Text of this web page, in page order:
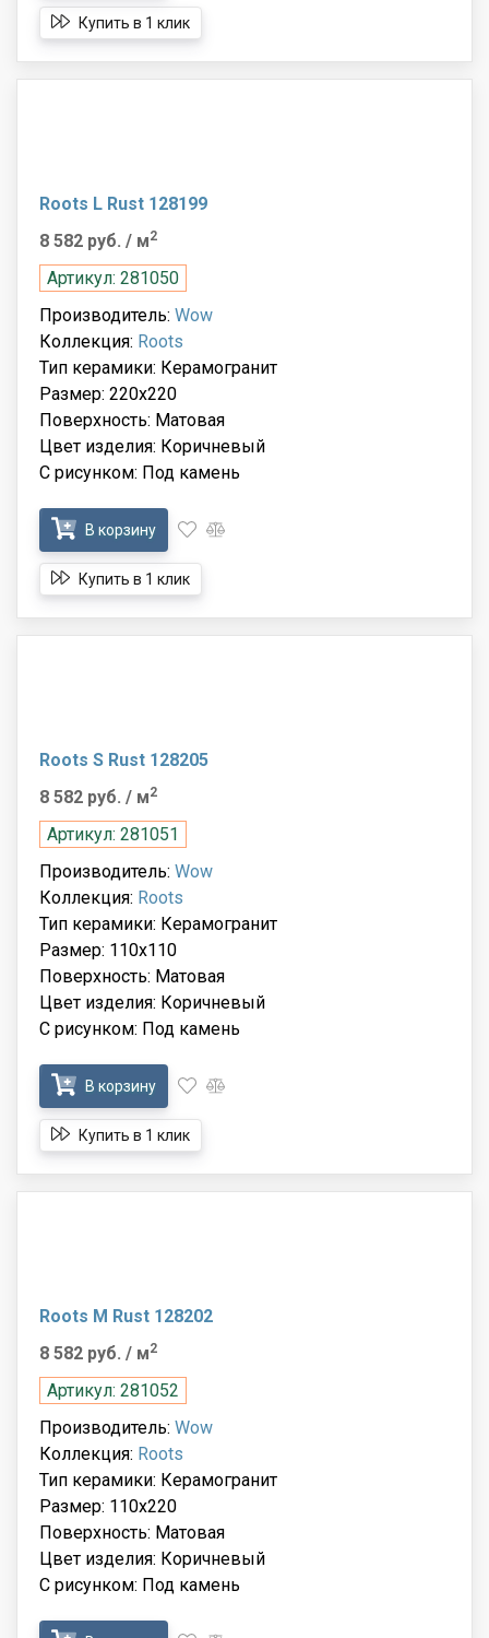
Купить в 1 клик
Roots L Rust 128199
8 582 руб. / м2
Артикул: 281050
Производитель: Wow
Коллекция: Roots
Тип керамики: Керамогранит
Размер: 220x220
Поверхность: Матовая
Цвет изделия: Коричневый
С рисунком: Под камень
В корзину
Купить в 1 клик
Roots S Rust 128205
8 582 руб. / м2
Артикул: 281051
Производитель: Wow
Коллекция: Roots
Тип керамики: Керамогранит
Размер: 110x110
Поверхность: Матовая
Цвет изделия: Коричневый
С рисунком: Под камень
В корзину
Купить в 1 клик
Roots M Rust 128202
8 582 руб. / м2
Артикул: 281052
Производитель: Wow
Коллекция: Roots
Тип керамики: Керамогранит
Размер: 110x220
Поверхность: Матовая
Цвет изделия: Коричневый
С рисунком: Под камень